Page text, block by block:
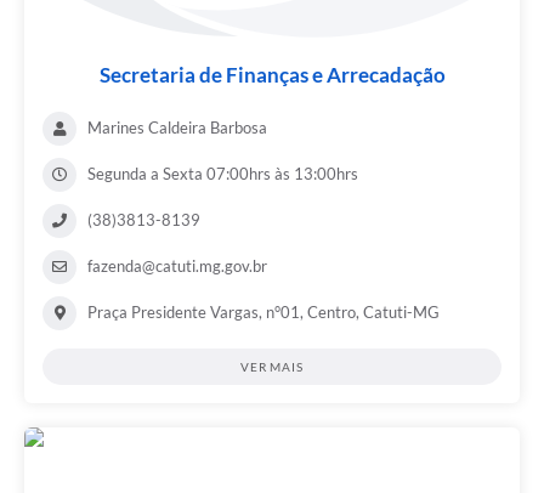
Secretaria de Finanças e Arrecadação
Marines Caldeira Barbosa
Segunda a Sexta 07:00hrs às 13:00hrs
(38)3813-8139
fazenda@catuti.mg.gov.br
Praça Presidente Vargas, n°01, Centro, Catuti-MG
VER MAIS